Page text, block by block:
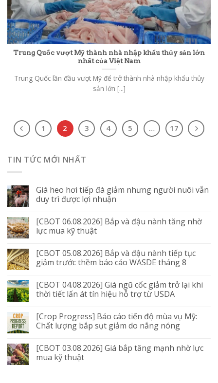
Trung Quốc vượt Mỹ thành nhà nhập khẩu thủy sản lớn
nhất của Việt Nam
Trung Quốc lần đầu vượt Mỹ để trở thành nhà nhập khẩu thủy
sản lớn [...]
1 2 3 4 5 … 17
TIN TỨC MỚI NHẤT
Giá heo hơi tiếp đà giảm nhưng người nuôi vẫn
duy trì được lợi nhuận
[CBOT 06.08.2026] Bắp và đậu nành tăng nhờ
lực mua kỹ thuật
[CBOT 05.08.2026] Bắp và đậu nành tiếp tục
giảm trước thềm báo cáo WASDE tháng 8
[CBOT 04.08.2026] Giá ngũ cốc giảm trở lại khi
thời tiết lấn át tín hiệu hỗ trợ từ USDA
[Crop Progress] Báo cáo tiến độ mùa vụ Mỹ:
Chất lượng bắp sụt giảm do nắng nóng
[CBOT 03.08.2026] Giá bắp tăng mạnh nhờ lực
mua kỹ thuật